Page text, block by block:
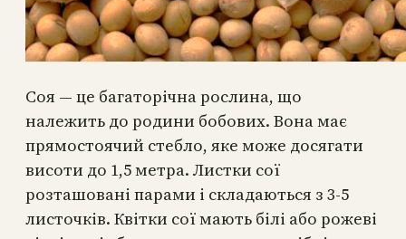
Соя — це багаторічна рослина, що
належить до родини бобових. Вона має
прямостоячий стебло, яке може досягати
висоти до 1,5 метра. Листки сої
розташовані парами і складаються з 3-5
листочків. Квітки сої мають білі або рожеві